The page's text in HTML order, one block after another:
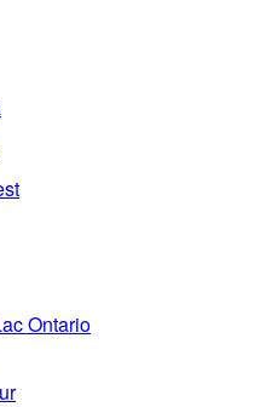
Ontario